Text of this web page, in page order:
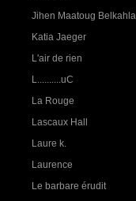
Jihen Maatoug Belkahla
Katia Jaeger
L'air de rien
L..........uC
La Rouge
Lascaux Hall
Laure k.
Laurence
Le barbare érudit